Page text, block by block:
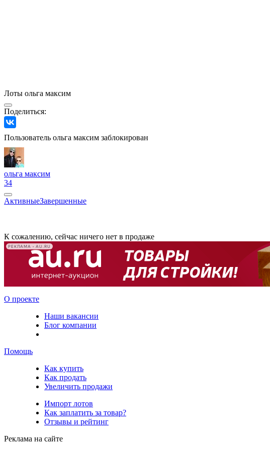
Лоты ольга максим
Поделиться:
Пользователь ольга максим заблокирован
ольга максим
34
АктивныеЗавершенные
К сожалению, сейчас ничего нет в продаже
РЕКЛАМА • AU.RU
О проекте
Наши вакансии
Блог компании
Помощь
Как купить
Как продать
Увеличить продажи
Импорт лотов
Как заплатить за товар?
Отзывы и рейтинг
Реклама на сайте